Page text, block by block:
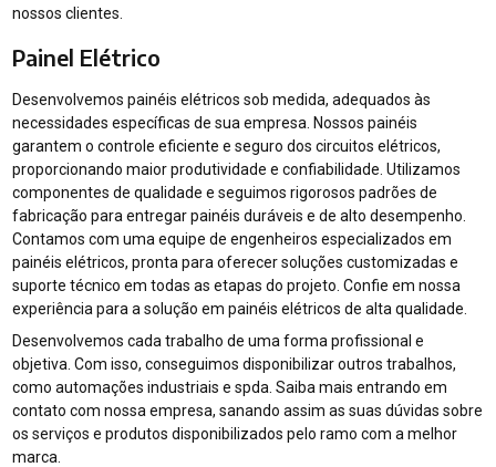
nossos clientes.
Painel Elétrico
Desenvolvemos painéis elétricos sob medida, adequados às
necessidades específicas de sua empresa. Nossos painéis
garantem o controle eficiente e seguro dos circuitos elétricos,
proporcionando maior produtividade e confiabilidade. Utilizamos
componentes de qualidade e seguimos rigorosos padrões de
fabricação para entregar painéis duráveis e de alto desempenho.
Contamos com uma equipe de engenheiros especializados em
painéis elétricos, pronta para oferecer soluções customizadas e
suporte técnico em todas as etapas do projeto. Confie em nossa
experiência para a solução em painéis elétricos de alta qualidade.
Desenvolvemos cada trabalho de uma forma profissional e
objetiva. Com isso, conseguimos disponibilizar outros trabalhos,
como automações industriais e spda. Saiba mais entrando em
contato com nossa empresa, sanando assim as suas dúvidas sobre
os serviços e produtos disponibilizados pelo ramo com a melhor
marca.